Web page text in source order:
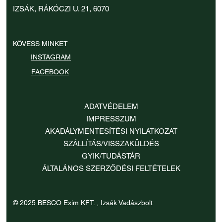
Ár35 900 Ft
Ár35 900 Ft
ADATVÉDELEM
IMPRESSZUM
AKADÁLYMENTESÍTÉSI NYILATKOZAT
SZÁLLÍTÁS/VISSZAKÜLDÉS
GYIK/TUDÁSTÁR
ÁLTALÁNOS SZERZŐDÉSI FELTÉTELEK
KÖVESS MINKET
INSTAGRAM
FACEBOOK
© 2025 BESCO Exim KFT. , Izsák Vadászbolt
IZSÁK, RÁKÓCZI U. 21, 6070